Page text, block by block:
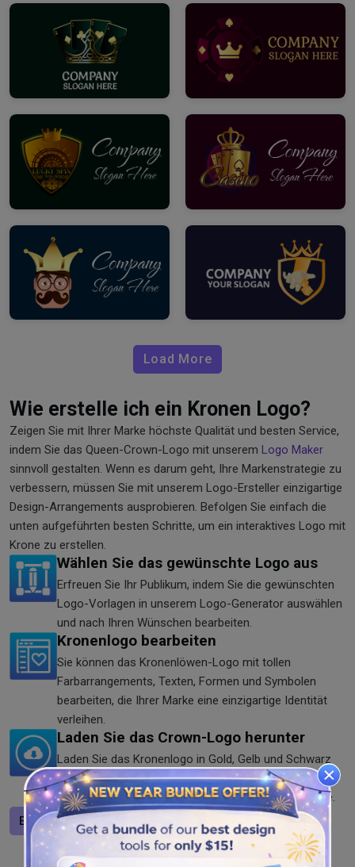
Load More
Wie erstelle ich ein Kronen Logo?
Zeigen Sie mit Ihrer Marke höchste Qualität und besten Service,
indem Sie das Queen-Crown-Logo mit unserem Logo Maker
sinnvoll gestalten. Wenn es darum geht, Ihre Markenstrategie zu
verbessern, müssen Sie mit unserem Logo-Ersteller einzigartige
Design-Arrangements ausprobieren. Befolgen Sie einfach die
unten aufgeführten besten Schritte, um ein interaktives Logo mit
Krone zu erstellen.
Wählen Sie das gewünschte Logo aus
Erfreuen Sie Ihr Publikum, indem Sie die gewünschten
Logo-Vorlagen in unserem Logo-Generator auswählen
und nach Ihren Wünschen bearbeiten.
Kronenlogo bearbeiten
Sie können das Kronenlöwen-Logo mit tollen
Farbarrangements, Texten, Formen und Symbolen
bearbeiten, die Ihrer Marke eine einzigartige Identität
verleihen.
Laden Sie das Crown-Logo herunter
Laden Sie das Kronenlogo in Gold, Gelb und Schwarz
im SVG, PNG und JPG Format von unserem Tool
herunter. Verwenden Sie es überall online oder offline.
Entwerfen Sie ein Logo